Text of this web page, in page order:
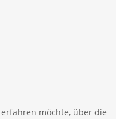
möchte, über die